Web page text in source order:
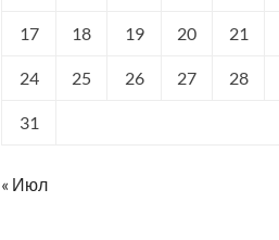
17 18 19 20 21
24 25 26 27 28
31
« Июл